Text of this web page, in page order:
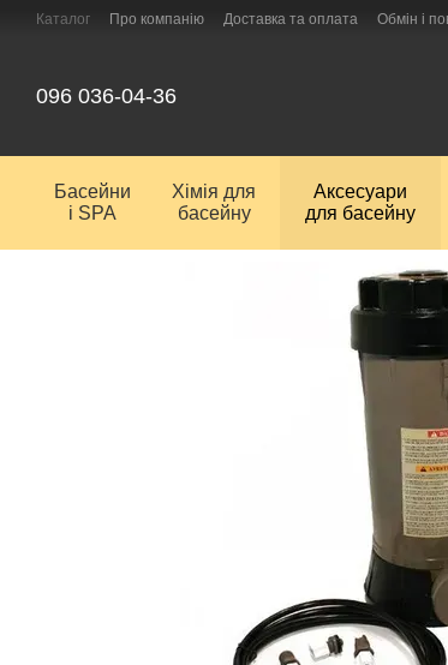
Перейти до основного контенту
Каталог Про компанію Доставка та оплата Обмін і
096 036-04-36
Басейни
і SPA
Хімія для
басейну
Аксесуари
для басейну